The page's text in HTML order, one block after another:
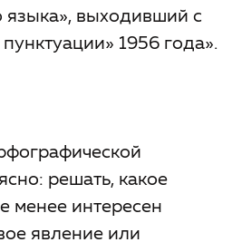
языка», выходивший с
1956 года».
решать, какое
менее интересен
явление или